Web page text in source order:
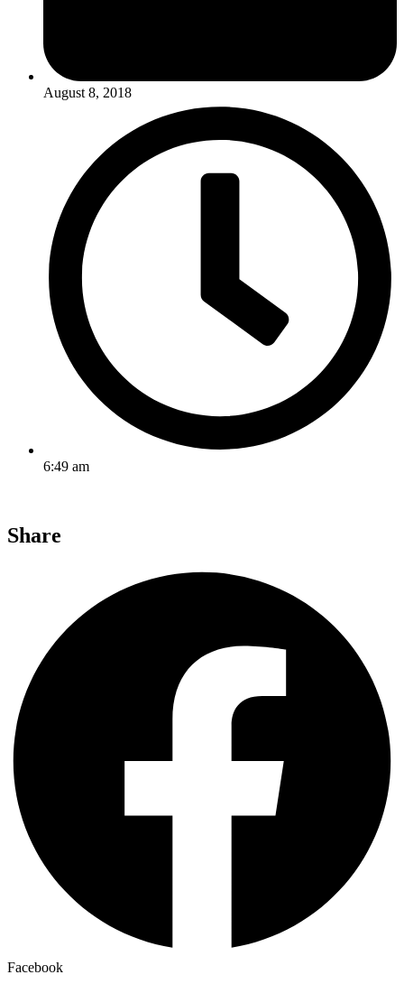
August 8, 2018
6:49 am
Share
Facebook